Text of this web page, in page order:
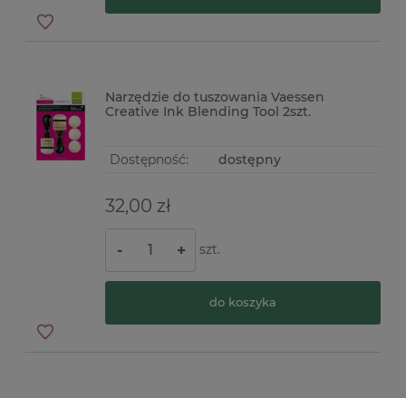
Narzędzie do tuszowania Vaessen
Creative Ink Blending Tool 2szt.
Dostępność: dostępny
32,00 zł
- + szt.
do koszyka